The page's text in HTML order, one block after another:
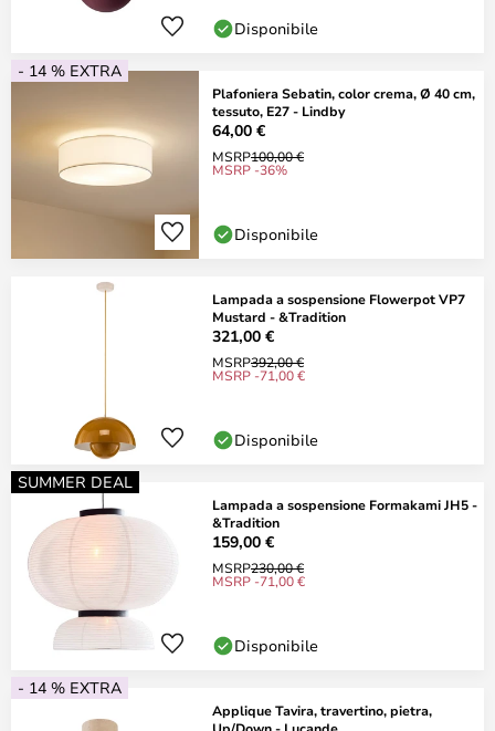
Disponibile
- 14 % EXTRA
Plafoniera Sebatin, color crema, Ø 40 cm,
tessuto, E27 - Lindby
64,00 €
MSRP100,00 €
MSRP -36%
Disponibile
Lampada a sospensione Flowerpot VP7
Mustard - &Tradition
321,00 €
MSRP392,00 €
MSRP -71,00 €
Disponibile
SUMMER DEAL
Lampada a sospensione Formakami JH5 -
&Tradition
159,00 €
MSRP230,00 €
MSRP -71,00 €
Disponibile
- 14 % EXTRA
Applique Tavira, travertino, pietra,